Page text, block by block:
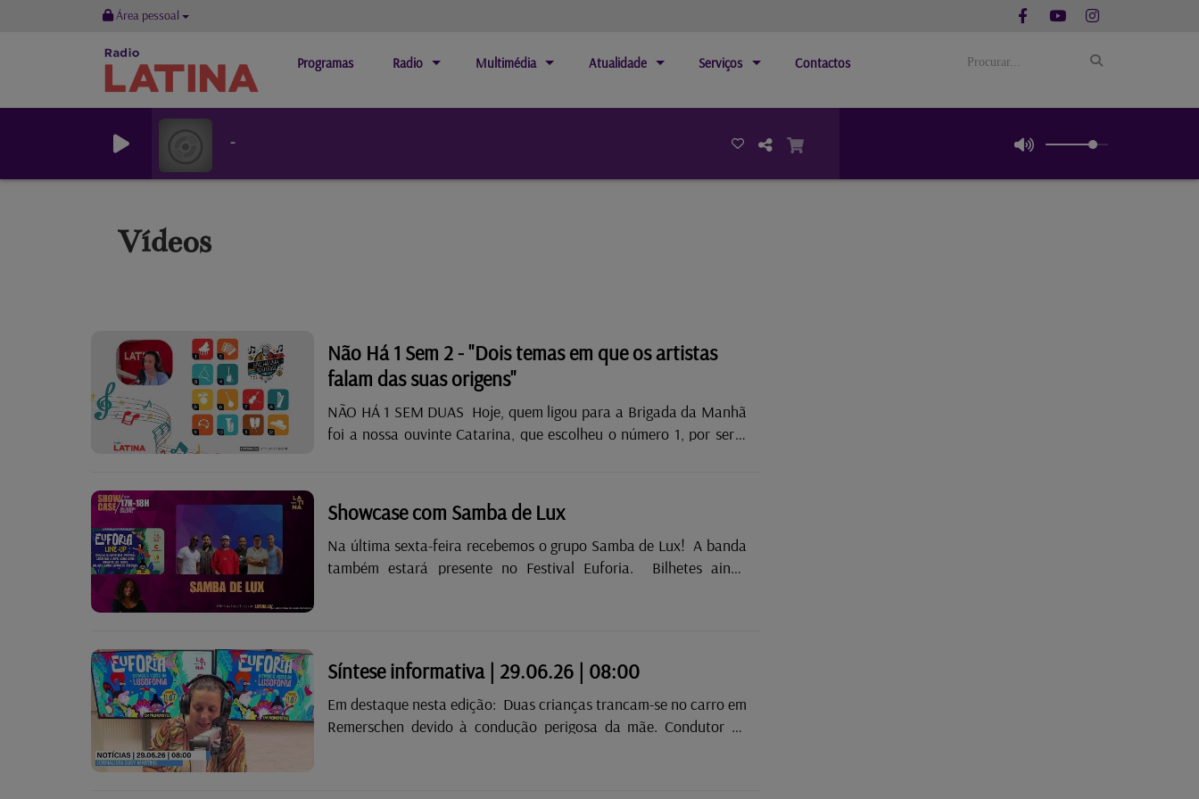
Área pessoal
Programas Radio Multimédia Atualidade Serviços Contactos
-
Vídeos
Não Há 1 Sem 2 - "Dois temas em que os artistas
falam das suas origens"
NÃO HÁ 1 SEM DUAS Hoje, quem ligou para a Brigada da Manhã
foi a nossa ouvinte Catarina, que escolheu o número 1, por ser o
as músicas selecionadas foram: Sara Correia — Chelas MIMICAT
— A Minha Gente Duas músicas, duas origens e muita
identidade! ...
Showcase com Samba de Lux
Na última sexta-feira recebemos o grupo Samba de Lux! A banda
também estará presente no Festival Euforia. Bilhetes ainda
Síntese informativa | 29.06.26 | 08:00
Em destaque nesta edição: Duas crianças trancam-se no carro em
Remerschen devido à condução perigosa da mãe. Condutor de